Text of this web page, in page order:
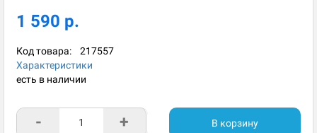
1 590 р.
Код товара: 217557
Характеристики
есть в наличии
- + В корзину